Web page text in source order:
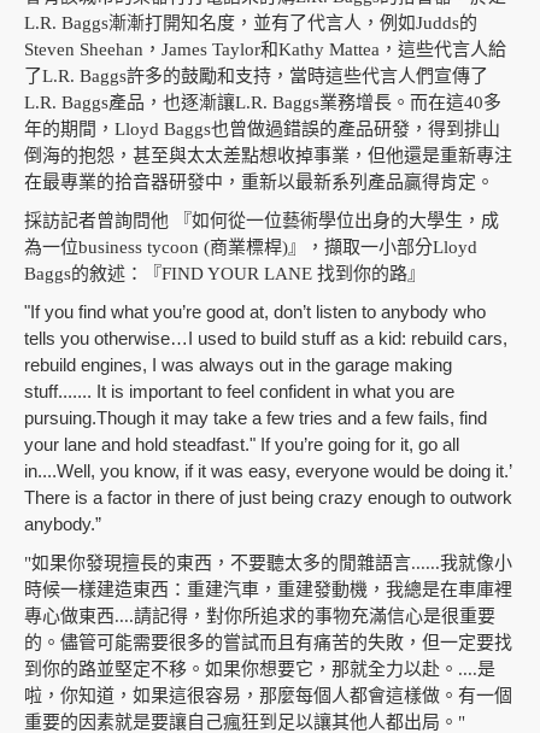
L.R. Baggs漸漸打開知名度，並有了代言人，例如Judds的
Steven Sheehan，James Taylor和Kathy Mattea，這些代言人給
了L.R. Baggs許多的鼓勵和支持，當時這些代言人們宣傳了
L.R. Baggs產品，也逐漸讓L.R. Baggs業務增長。而在這40多
年的期間，Lloyd Baggs也曾做過錯誤的產品研發，得到排山
倒海的抱怨，甚至與太太差點想收掉事業，但他還是重新專注
在最專業的拾音器研發中，重新以最新系列產品贏得肯定。
採訪記者曾詢問他 『如何從一位藝術學位出身的大學生，成
為一位business tycoon (商業標桿)』，擷取一小部分Lloyd
Baggs的敘述：『FIND YOUR LANE 找到你的路』
"If you find what you’re good at, don’t listen to anybody who
tells you otherwise…I used to build stuff as a kid: rebuild cars,
rebuild engines, I was always out in the garage making
stuff....... It is important to feel confident in what you are
pursuing.Though it may take a few tries and a few fails, find
your lane and hold steadfast." If you’re going for it, go all
in....Well, you know, if it was easy, everyone would be doing it.’
There is a factor in there of just being crazy enough to outwork
anybody.”
"如果你發現擅長的東西，不要聽太多的閒雜語言......我就像小
時候一樣建造東西：重建汽車，重建發動機，我總是在車庫裡
專心做東西....請記得，對你所追求的事物充滿信心是很重要
的。儘管可能需要很多的嘗試而且有痛苦的失敗，但一定要找
到你的路並堅定不移。如果你想要它，那就全力以赴。....是
啦，你知道，如果這很容易，那麼每個人都會這樣做。有一個
重要的因素就是要讓自己瘋狂到足以讓其他人都出局。"